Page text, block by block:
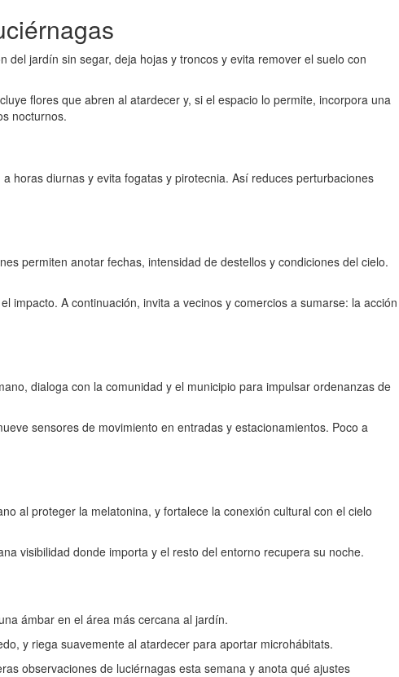
jardín sin segar, deja hojas y troncos y evita remover el suelo con
flores que abren al atardecer y, si el espacio lo permite, incorpora una
nocturnos.
horas diurnas y evita fogatas y pirotecnia. Así reduces perturbaciones
permiten anotar fechas, intensidad de destellos y condiciones del cielo.
impacto. A continuación, invita a vecinos y comercios a sumarse: la acción
dialoga con la comunidad y el municipio para impulsar ordenanzas de
sensores de movimiento en entradas y estacionamientos. Poco a
al proteger la melatonina, y fortalece la conexión cultural con el cielo
visibilidad donde importa y el resto del entorno recupera su noche.
ámbar en el área más cercana al jardín.
y riega suavemente al atardecer para aportar microhábitats.
observaciones de luciérnagas esta semana y anota qué ajustes